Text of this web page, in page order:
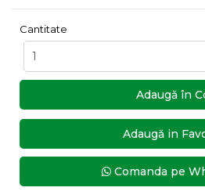
Cantitate
Adaugă în
Adaugă in
Comanda pe